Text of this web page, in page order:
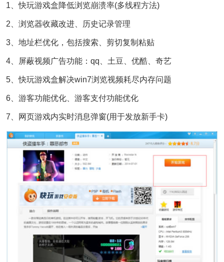
1、快玩游戏盒降低浏览崩溃率(多线程方法)
2、浏览器收藏改进、历史记录管理
3、地址栏优化，包括搜索、剪切复制粘贴
4、屏蔽视频广告功能：qq、土豆、优酷、奇艺
5、快玩游戏盒解决win7浏览视频耗尽内存问题
6、游客功能优化、游客支付功能优化
7、网页游戏内实时消息弹窗(用于发放新手卡)